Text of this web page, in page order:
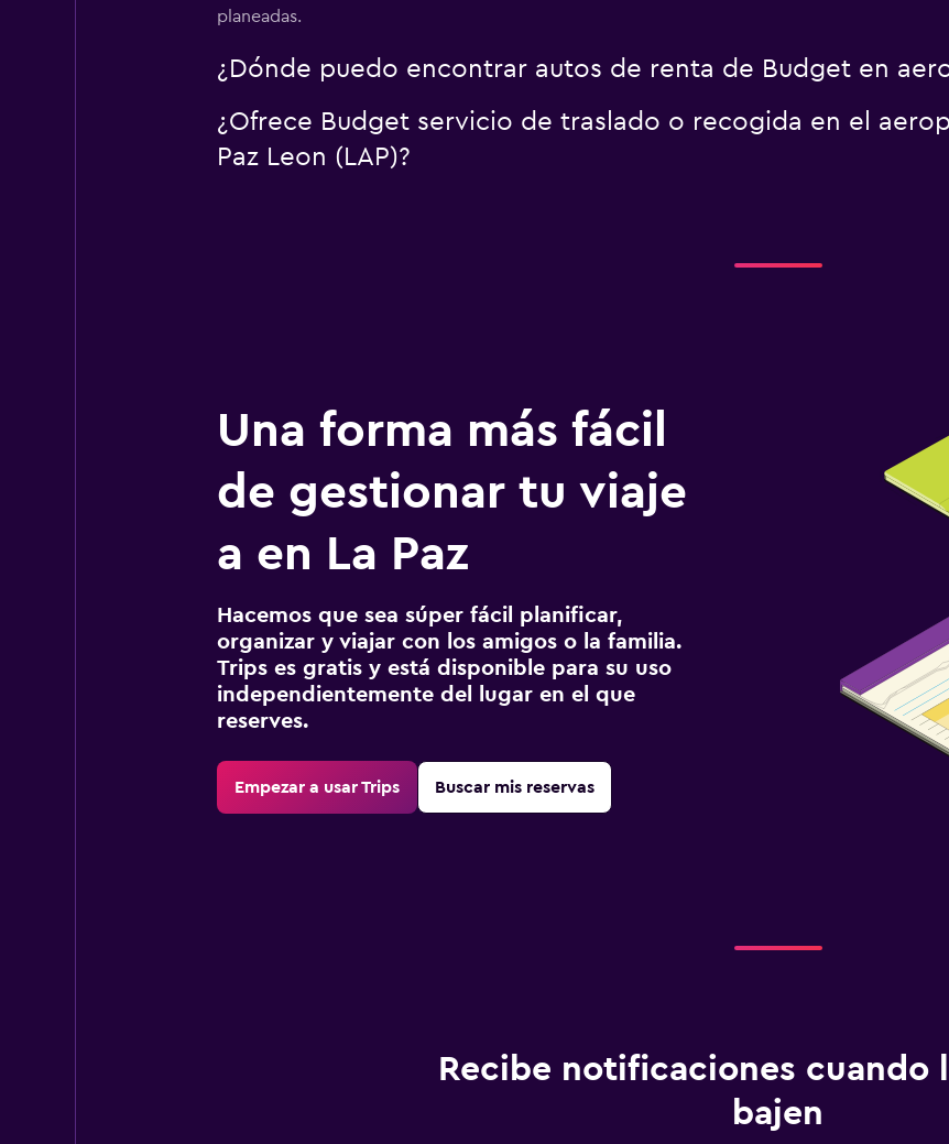
planeadas.
¿Dónde puedo encontrar autos de renta de Budget en
¿Ofrece Budget servicio de traslado o recogida en el
Paz Leon (LAP)?
Una forma más fácil
de gestionar tu viaje
a en La Paz
Hacemos que sea súper fácil planificar,
organizar y viajar con los amigos o la familia.
Trips es gratis y está disponible para su uso
independientemente del lugar en el que
reserves.
Empezar a usar Trips Buscar mis reservas
Recibe notificaciones cuando
bajen